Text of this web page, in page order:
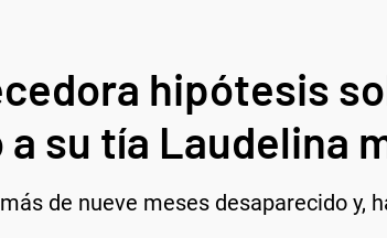
hipótesis
a su tía Laudelina
de nueve meses desaparecido y,